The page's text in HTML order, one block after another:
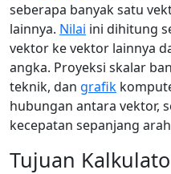
seberapa banyak satu
lainnya. Nilai ini dihitung
vektor ke vektor lainnya
angka. Proyeksi skalar
teknik, dan grafik
hubungan antara vektor,
kecepatan sepanjang
Tujuan